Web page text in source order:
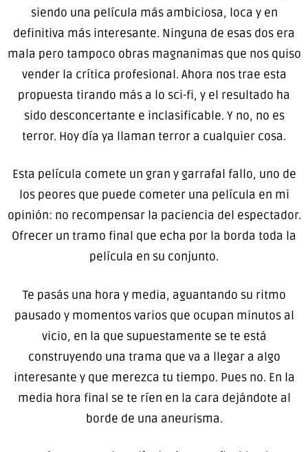
siendo una película más ambiciosa, loca y en
definitiva más interesante. Ninguna de esas dos era
mala pero tampoco obras magnanimas que nos quiso
vender la crítica profesional. Ahora nos trae esta
propuesta tirando más a lo sci-fi, y el resultado ha
sido desconcertante e inclasificable. Y no, no es
terror. Hoy día ya llaman terror a cualquier cosa.
Esta película comete un gran y garrafal fallo, uno de
los peores que puede cometer una película en mi
opinión: no recompensar la paciencia del espectador.
Ofrecer un tramo final que echa por la borda toda la
película en su conjunto.
Te pasás una hora y media, aguantando su ritmo
pausado y momentos varios que ocupan minutos al
vicio, en la que supuestamente se te está
construyendo una trama que va a llegar a algo
interesante y que merezca tu tiempo. Pues no. En la
media hora final se te ríen en la cara dejándote al
borde de una aneurisma.